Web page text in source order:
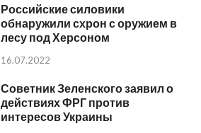
Российские силовики
обнаружили схрон с оружием в
лесу под Херсоном
16.07.2022
Советник Зеленского заявил о
действиях ФРГ против
интересов Украины